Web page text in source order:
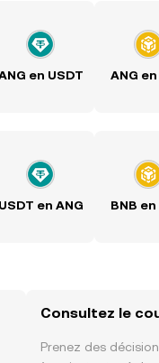
en USDT ANG
USDT en ANG BNB en
Consultez le
Prenez des